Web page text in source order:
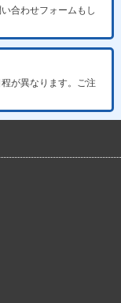
合わせフォームもし
が異なります。ご注